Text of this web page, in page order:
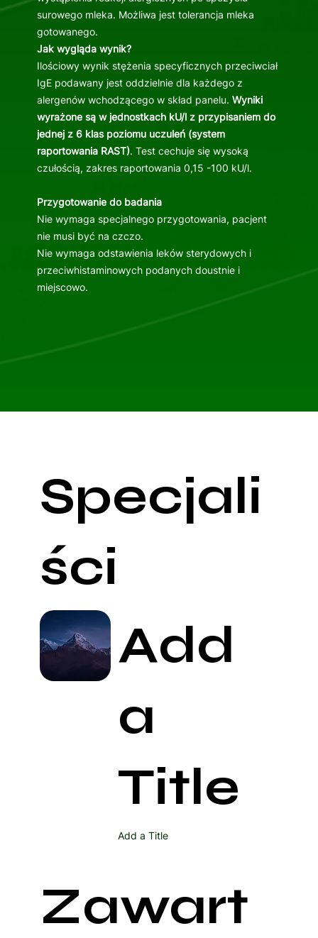
surowego mleka. Możliwa jest tolerancja mleka
gotowanego.
Jak wygląda wynik?
Ilościowy wynik stężenia specyficznych przeciwciał
IgE podawany jest oddzielnie dla każdego z
alergenów wchodzącego w skład panelu. Wyniki
wyrażone są w jednostkach kU/l z przypisaniem do
jednej z 6 klas poziomu uczuleń (system
raportowania RAST). Test cechuje się wysoką
czułością, zakres raportowania 0,15 -100 kU/l.
Przygotowanie do badania
Nie wymaga specjalnego przygotowania, pacjent
nie musi być na czczo.
Nie wymaga odstawienia leków sterydowych i
przeciwhistaminowych podanych doustnie i
miejscowo.
Specjali
ści
Add
a
Title
Add a Title
Zawart